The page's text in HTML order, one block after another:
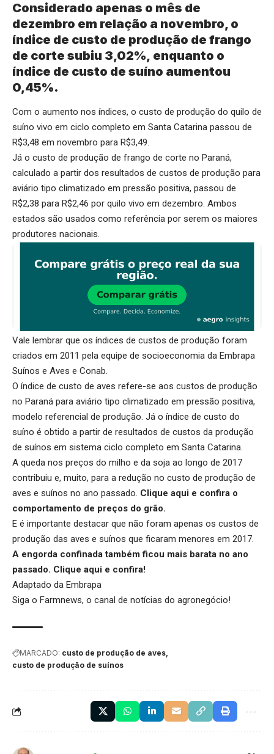
Considerado apenas o mês de
dezembro em relação a novembro, o
índice de custo de produção de frango
de corte subiu 3,02%, enquanto o
índice de custo de suíno aumentou
0,45%.
Com o aumento nos índices, o custo de produção do quilo de
suíno vivo em ciclo completo em Santa Catarina passou de
R$3,48 em novembro para R$3,49.
Já o custo de produção de frango de corte no Paraná,
calculado a partir dos resultados de custos de produção para
aviário tipo climatizado em pressão positiva, passou de
R$2,38 para R$2,46 por quilo vivo em dezembro. Ambos
estados são usados como referência por serem os maiores
produtores nacionais.
Vale lembrar que os índices de custos de produção foram
criados em 2011 pela equipe de socioeconomia da Embrapa
Suínos e Aves e Conab.
O índice de custo de aves refere-se aos custos de produção
no Paraná para aviário tipo climatizado em pressão positiva,
modelo referencial de produção. Já o índice de custo do
suíno é obtido a partir de resultados de custos da produção
de suínos em sistema ciclo completo em Santa Catarina.
A queda nos preços do milho e da soja ao longo de 2017
contribuiu e, muito, para a redução no custo de produção de
aves e suínos no ano passado. Clique aqui e confira o
comportamento de preços do grão.
E é importante destacar que não foram apenas os custos de
produção das aves e suínos que ficaram menores em 2017.
A engorda confinada também ficou mais barata no ano
passado. Clique aqui e confira!
Adaptado da Embrapa
Siga o Farmnews, o canal de notícias do agronegócio!
MARCADO: custo de produção de aves
custo de produção de suínos